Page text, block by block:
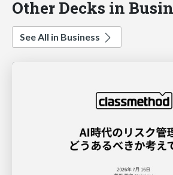
Other Decks in
See All in Business